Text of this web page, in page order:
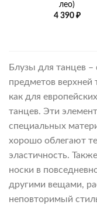
лео)
4 390 ₽
Блузы для танцев
предметов
как для
танцев. Эти
специальных
хорошо облегают
эластичность.
носки в
другими вещами,
неповторимый